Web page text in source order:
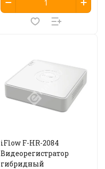
iFlow F-HR-2084
Видеорегистратор
гибридный